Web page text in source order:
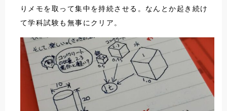
りメモを取って集中を持続させる。なんとか起き続け
て学科試験も無事にクリア。